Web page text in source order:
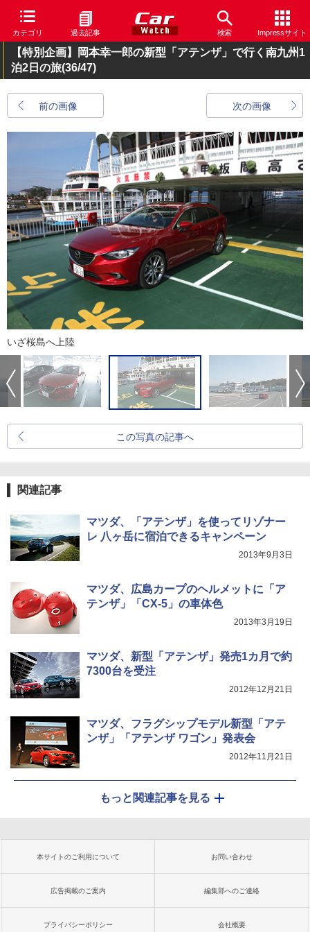
カテゴリ 過去記事 検索 Impressサイト
【特別企画】岡本幸一郎の新型「アテンザ」で行く南九州1
泊2日の旅(36/47)
前の画像 次の画像
いざ桜島へ上陸
この写真の記事へ
関連記事
マツダ、「アテンザ」を使ってリゾナー
レ 八ヶ岳に宿泊できるキャンペーン
2013年9月3日
マツダ、広島カープのヘルメットに「ア
テンザ」「CX-5」の車体色
2013年3月19日
マツダ、新型「アテンザ」発売1カ月で約
7300台を受注
2012年12月21日
マツダ、フラグシップモデル新型「アテ
ンザ」「アテンザ ワゴン」発表会
2012年11月21日
もっと関連記事を見る
本サイトのご利用について お問い合わせ
広告掲載のご案内 編集部へのご連絡
プライバシーポリシー 会社概要